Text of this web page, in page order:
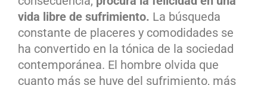
vida libre de sufrimiento. La búsqueda
constante de placeres y comodidades se
ha convertido en la tónica de la sociedad
contemporánea. El hombre olvida que
cuanto más se huye del sufrimiento, más